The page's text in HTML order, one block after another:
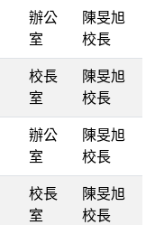
辦公
室
陳旻旭
校長
校長
室
陳旻旭
校長
辦公
室
陳旻旭
校長
校長
室
陳旻旭
校長